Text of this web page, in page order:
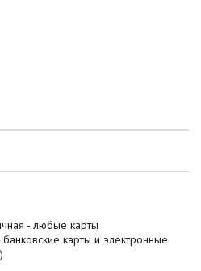
- любые карты
карты и электронные
)